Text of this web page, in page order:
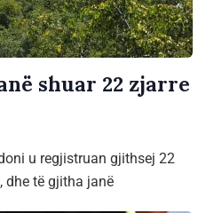
shuar 22 zjarre
u regjistruan gjithsej 22
dhe të gjitha janë